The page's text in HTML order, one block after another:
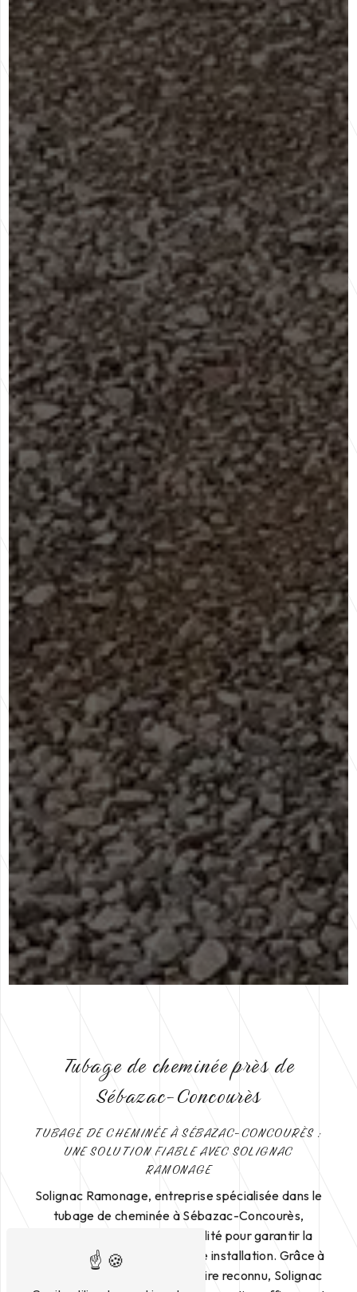
Tubage de cheminée près de
Sébazac-Concourès
TUBAGE DE CHEMINÉE À SÉBAZAC-CONCOURÈS :
UNE SOLUTION FIABLE AVEC SOLIGNAC
RAMONAGE
Solignac Ramonage, entreprise spécialisée dans le
tubage de cheminée à Sébazac-Concourès,
propose ses services de qualité pour garantir la
sécurité et l'efficacité de votre installation. Grâce à
son expertise et son savoir-faire reconnu, Solignac